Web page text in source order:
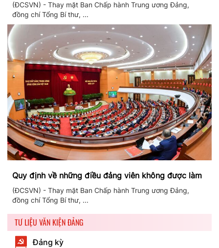
(ĐCSVN) - Thay mặt Ban Chấp hành Trung ương Đảng,
đồng chí Tổng Bí thư, ...
Quy định về những điều đảng viên không được làm
(ĐCSVN) - Thay mặt Ban Chấp hành Trung ương Đảng,
đồng chí Tổng Bí thư, ...
TƯ LIỆU VĂN KIỆN ĐẢNG
Đảng kỳ